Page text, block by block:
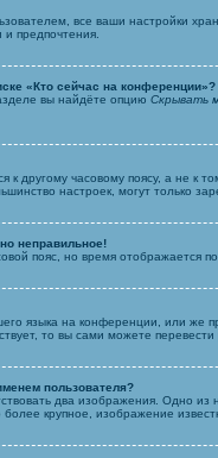
все ваши настройки
предпочтения.
«Кто сейчас на конференции»?
вы найдёте опцию Скрывать
другому часовому поясу, а не к
настроек, могут только
неправильное!
пояс, но время отображается
языка на конференции, или же
то вы сами можете
пользователя?
два изображения. Одно
крупное, изображение